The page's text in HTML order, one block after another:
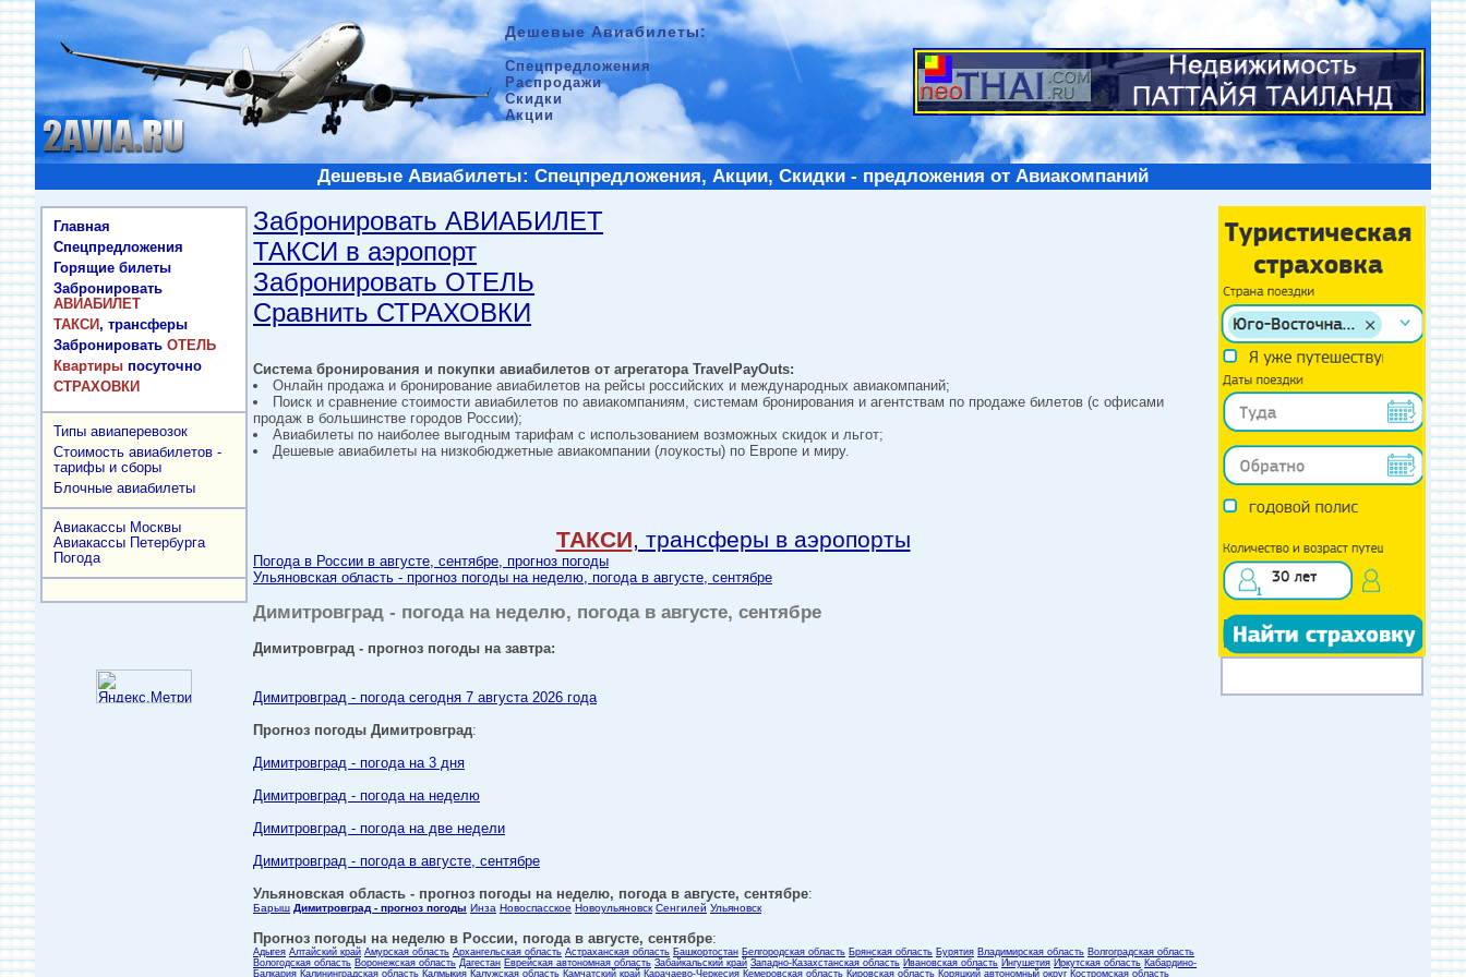
Дешевые Авиабилеты:
Спецпредложения
Распродажи
Скидки
Акции
Дешевые Авиабилеты: Спецпредложения, Акции, Скидки - предложения от Авиакомпаний
Главная
Спецпредложения
Горящие билеты
Забронировать
АВИАБИЛЕТ
ТАКСИ, трансферы
Забронировать ОТЕЛЬ
Квартиры посуточно
СТРАХОВКИ
Типы авиаперевозок
Стоимость авиабилетов -
тарифы и сборы
Блочные авиабилеты
Авиакассы Москвы
Авиакассы Петербурга
Погода
Забронировать АВИАБИЛЕТ
ТАКСИ в аэропорт
Забронировать ОТЕЛЬ
Сравнить СТРАХОВКИ
Система бронирования и покупки авиабилетов от агрегатора TravelPayOuts:
Онлайн продажа и бронирование авиабилетов на рейсы российских и международных авиакомпаний;
Поиск и сравнение стоимости авиабилетов по авиакомпаниям, системам бронирования и агентствам по продаже билетов (с офисами
продаж в большинстве городов России);
Авиабилеты по наиболее выгодным тарифам с использованием возможных скидок и льгот;
Дешевые авиабилеты на низкобюджетные авиакомпании (лоукосты) по Европе и миру.
ТАКСИ, трансферы в аэропорты
Погода в России в августе, сентябре, прогноз погоды
Ульяновская область - прогноз погоды на неделю, погода в августе, сентябре
Димитровград - погода на неделю, погода в августе, сентябре
Димитровград - прогноз погоды на завтра:
Димитровград - погода сегодня 7 августа 2026 года
Прогноз погоды Димитровград:
Димитровград - погода на 3 дня
Димитровград - погода на неделю
Димитровград - погода на две недели
Димитровград - погода в августе, сентябре
Ульяновская область - прогноз погоды на неделю, погода в августе, сентябре:
Барыш Димитровград - прогноз погоды Инза Новоспасское Новоульяновск Сенгилей Ульяновск
Прогноз погоды на неделю в России, погода в августе, сентябре:
Адыгея Алтайский край Амурская область Архангельская область Астраханская область Башкортостан Белгородская область Брянская область Бурятия Владимирская область Волгоградская область
Вологодская область Воронежская область Дагестан Еврейская автономная область Забайкальский край Западно-Казахстанская область Ивановская область Ингушетия Иркутская область Кабардино-
Балкария Калининградская область Калмыкия Калужская область Камчатский край Карачаево-Черкесия Кемеровская область Кировская область Коряцкий автономный округ Костромская область